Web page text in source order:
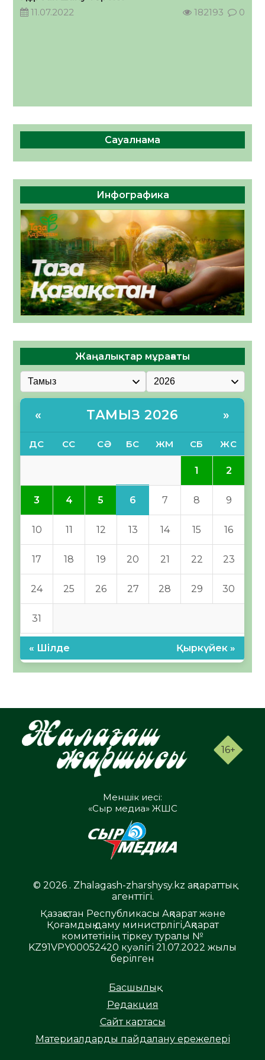
11.07.2022
182193 0
Сауалнама
Инфографика
Жаңалықтар мұрағаты
« ТАМЫЗ 2026 »
ДС СС СӘ БС ЖМ СБ ЖС
1 2
3 4 5 6 7 8 9
10 11 12 13 14 15 16
17 18 19 20 21 22 23
24 25 26 27 28 29 30
31
« Шілде Қыркүйек »
16+
Меншік иесі:
«Сыр медиа» ЖШС
© 2026 . Zhalagash-zharshysy.kz ақпараттық
агенттігі.
Қазақстан Республикасы Ақпарат және
Қоғамдық даму министрлігі,Ақпарат
комитетінің тіркеу туралы №
KZ91VPY00052420 куәлігі 21.07.2022 жылы
берілген
Басшылық
Редакция
Сайт картасы
Материалдарды пайдалану ережелері